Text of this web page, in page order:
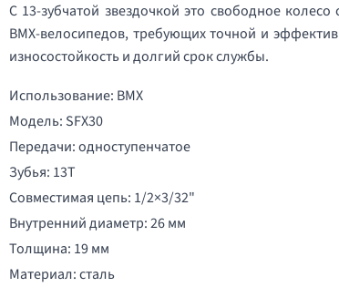
С 13-зубчатой звездочкой это свободное колесо
BMX-велосипедов, требующих точной и
износостойкость и долгий срок службы.
Использование: BMX
Модель: SFX30
Передачи: одноступенчатое
Зубья: 13T
Совместимая цепь: 1/2×3/32"
Внутренний диаметр: 26 мм
Толщина: 19 мм
Материал: сталь